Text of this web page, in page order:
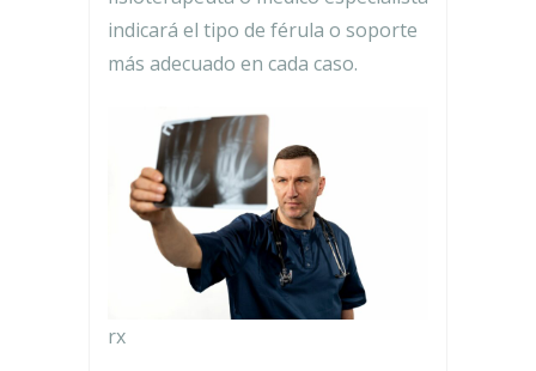
indicará el tipo de férula o soporte
más adecuado en cada caso.
rx